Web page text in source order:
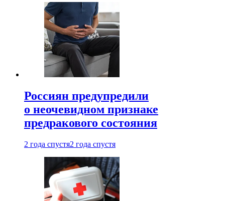
Россиян предупредили
о неочевидном признаке
предракового состояния
2 года спустя2 года спустя